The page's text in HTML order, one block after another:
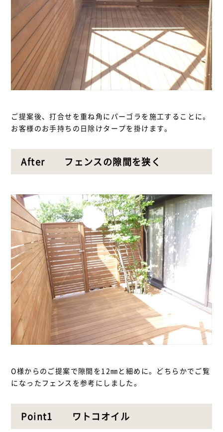
ご提案後、打合せを重ね角にパーゴラを施工することに。
お客様のお手持ちの日除けタープを掛けます。
After フェンスの隙間を狭く
O様からのご提案で隙間を12㎜と細めに。どちらかでご覧
になったフェンスを参考にしました。
Point1 ワトコオイル